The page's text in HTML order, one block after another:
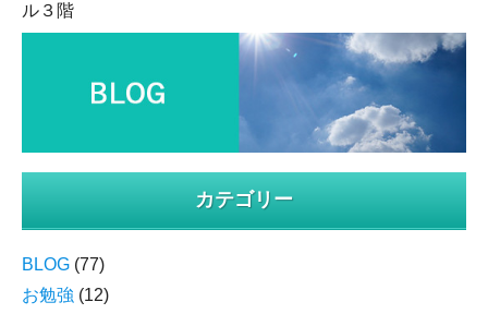
ル３階
カテゴリー
BLOG (77)
お勉強 (12)